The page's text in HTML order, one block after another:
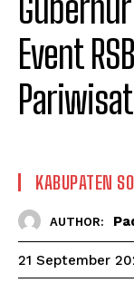
Event
KABUPATEN
AUTHOR:
21 September